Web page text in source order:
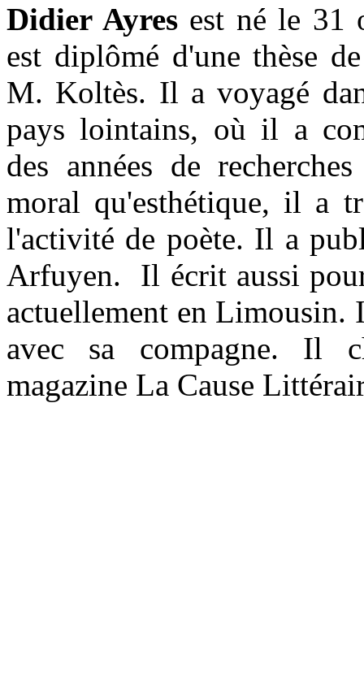
Didier Ayresest né le 31
est diplômé d'une thèse
M. Koltès. Il a voyagé
pays lointains, où il a
des années de
moral qu'esthétique, il a
l'activité de poète. Il a
Arfuyen. Il écrit aussi
actuellement en
avec sa compagne. Il
magazine La Cause